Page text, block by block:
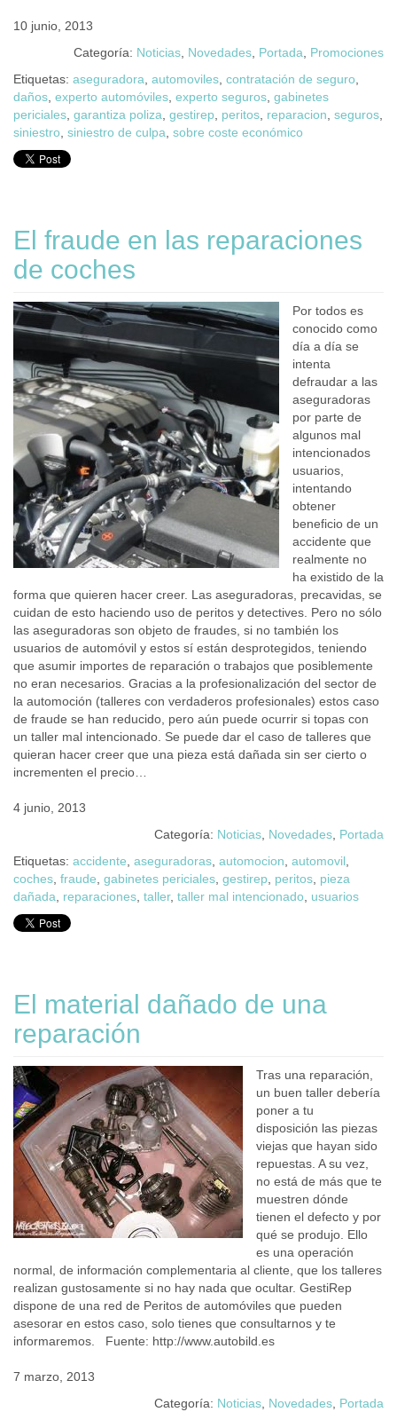
10 junio, 2013
Categoría: Noticias Novedades Portada
Promociones
Etiquetas: aseguradora automoviles contratación de seguro
daños experto automóviles experto seguros gabinetes
periciales garantiza poliza gestirep peritos reparacion seguros
siniestro siniestro de culpa sobre coste económico
El fraude en las reparaciones
de coches
Por todos es
conocido como
día a día se
intenta
defraudar a las
aseguradoras
por parte de
algunos mal
intencionados
usuarios,
intentando
obtener
beneficio de un
accidente que
realmente no
ha existido de la
forma que quieren hacer creer. Las aseguradoras, precavidas, se
cuidan de esto haciendo uso de peritos y detectives. Pero no sólo
las aseguradoras son objeto de fraudes, si no también los
usuarios de automóvil y estos sí están desprotegidos, teniendo
que asumir importes de reparación o trabajos que posiblemente
no eran necesarios. Gracias a la profesionalización del sector de
la automoción (talleres con verdaderos profesionales) estos caso
de fraude se han reducido, pero aún puede ocurrir si topas con
un taller mal intencionado. Se puede dar el caso de talleres que
quieran hacer creer que una pieza está dañada sin ser cierto o
incrementen el precio…
4 junio, 2013
Categoría: Noticias Novedades Portada
Etiquetas: accidente aseguradoras automocion automovil
coches fraude gabinetes periciales gestirep peritos pieza
dañada
reparaciones taller, taller mal intencionado usuarios
El material dañado de una
reparación
Tras una reparación,
un buen taller debería
poner a tu
disposición las piezas
viejas que hayan sido
repuestas. A su vez,
no está de más que te
muestren dónde
tienen el defecto y por
qué se produjo. Ello
es una operación
normal, de información complementaria al cliente, que los talleres
realizan gustosamente si no hay nada que ocultar. GestiRep
dispone de una red de Peritos de automóviles que pueden
asesorar en estos caso, solo tienes que consultarnos y te
informaremos. Fuente: http://www.autobild.es
7 marzo, 2013
Categoría: Noticias Novedades Portada